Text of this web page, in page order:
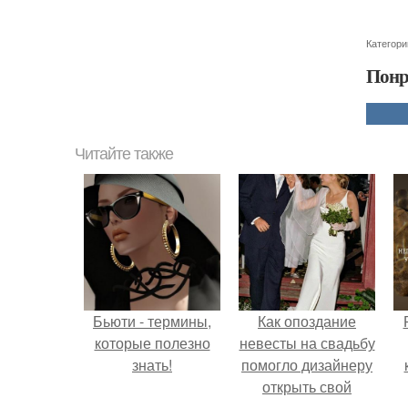
Читайте также
Бьюти - термины,
которые полезно
знать!
Как опоздание
невесты на свадьбу
помогло дизайнеру
открыть свой